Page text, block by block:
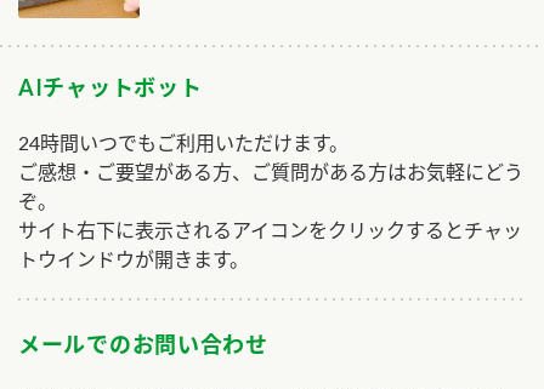
AIチャットボット
24時間いつでもご利用いただけます。
ご感想・ご要望がある方、ご質問がある方はお気軽にどう
ぞ。
サイト右下に表示されるアイコンをクリックするとチャッ
トウインドウが開きます。
メールでのお問い合わせ